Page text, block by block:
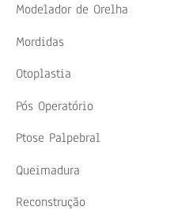
Modelador de Orelha
Mordidas
Otoplastia
Pós Operatório
Ptose Palpebral
Queimadura
Reconstrução